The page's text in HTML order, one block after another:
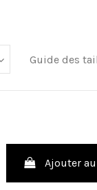
Guide des
Ajouter